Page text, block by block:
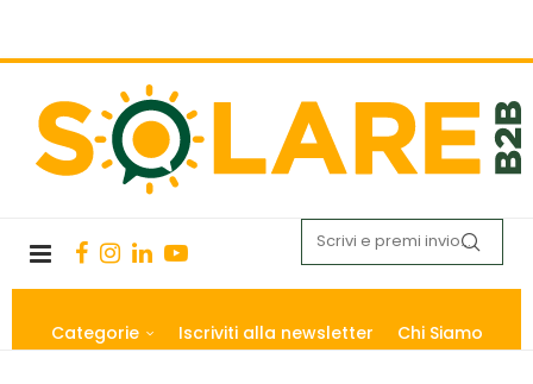
Categorie Iscriviti alla newsletter Chi Siamo